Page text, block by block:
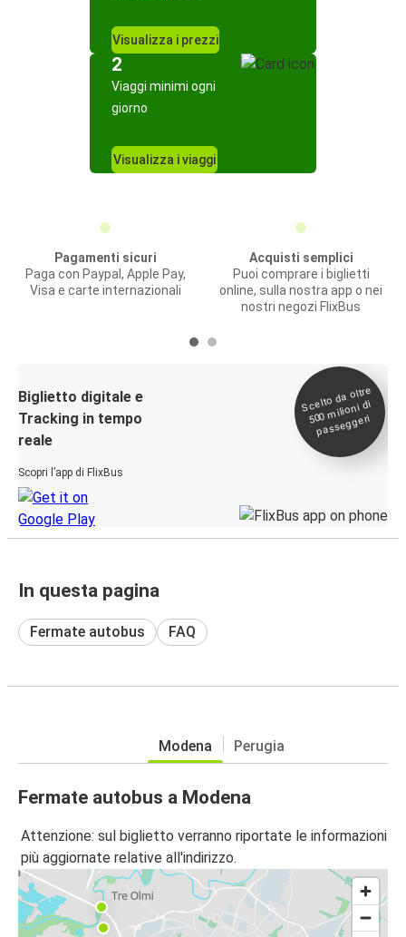
Visualizza i prezzi
2
Viaggi minimi ogni
giorno
Visualizza i viaggi
Pagamenti sicuri
Paga con Paypal, Apple Pay,
Visa e carte internazionali
Acquisti semplici
Puoi comprare i biglietti
online, sulla nostra app o nei
nostri negozi FlixBus
Biglietto digitale e
Tracking in tempo
reale
Scopri l’app di FlixBus
Scelto da oltre
500
milioni di
passeggeri
In questa pagina
Fermate autobus FAQ
Modena Perugia
Fermate autobus a Modena
Attenzione: sul biglietto verranno riportate le informazioni
più aggiornate relative all'indirizzo.